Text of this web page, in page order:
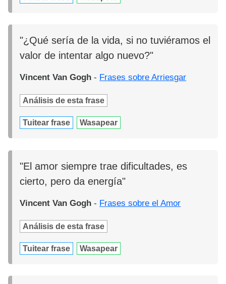
"¿Qué sería de la vida, si no tuviéramos el
valor de intentar algo nuevo?"
Vincent Van Gogh - Frases sobre Arriesgar
Análisis de esta frase
Tuitear frase Wasapear
"El amor siempre trae dificultades, es
cierto, pero da energía"
Vincent Van Gogh - Frases sobre el Amor
Análisis de esta frase
Tuitear frase Wasapear